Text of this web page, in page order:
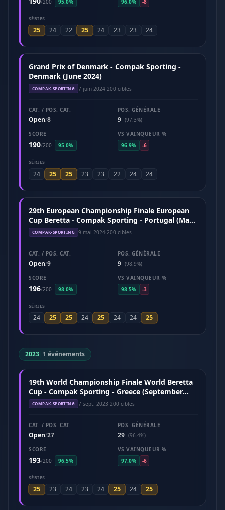
/200 95.0% 96.0% -8
SÉRIES
25 24 22 25 24 23 23 24
Grand Prix of Denmark - Compak Sporting -
Denmark (June 2024)
COMPAK-SPORTING 7 juin 2024·200 cibles
CAT. / POS. CAT.
Open/8
POS. GÉNÉRALE
9 (97.3%)
SCORE
190/200 95.0%
VS VAINQUEUR %
96.9%
-6
SÉRIES
24 25 25 23 23 22 24 24
29th European Championship Finale European
Cup Beretta - Compak Sporting - Portugal (May
2024)
COMPAK-SPORTING 9 mai 2024·200 cibles
CAT. / POS. CAT.
Open/9
POS. GÉNÉRALE
9 (98.9%)
SCORE
196/200 98.0%
VS VAINQUEUR %
98.5%
-3
SÉRIES
24 25 25 24 25 24 24 25
2023| 1 événements
19th World Championship Finale World Beretta
Cup - Compak Sporting - Greece (September
2023)
COMPAK-SPORTING 7 sept. 2023·200 cibles
CAT. / POS. CAT.
Open/27
POS. GÉNÉRALE
29 (96.4%)
SCORE
193/200 96.5%
VS VAINQUEUR %
97.0%
-6
SÉRIES
25 23 24 23 24 25 24 25